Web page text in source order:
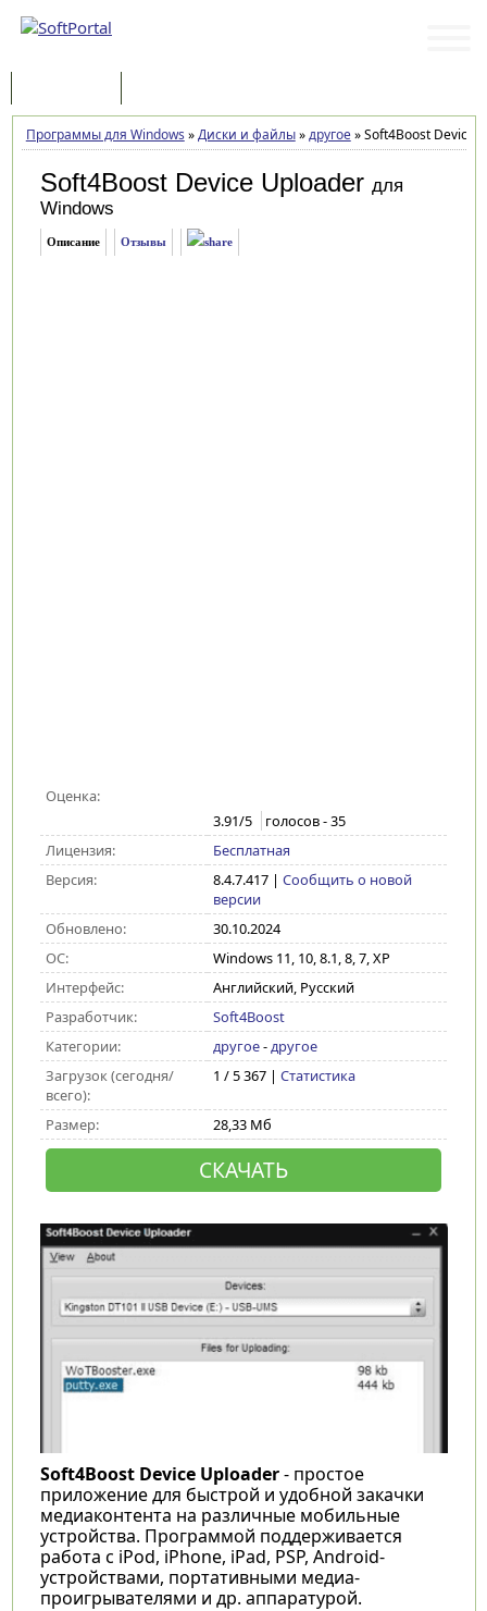
Программы для Windows »Диски и файлы»другое»Soft4Boost Device
Soft4Boost Device Uploader для
Windows
Описание Отзывы
Оценка:
3.91/5 голосов -35
Лицензия:
Бесплатная
Версия:
8.4.7.417| Сообщить о новой
версии
Обновлено:
30.10.2024
ОС:
Windows 11, 10, 8.1, 8, 7, XP
Интерфейс:
Английский, Русский
Разработчик:
Soft4Boost
Категории:
другое-другое
Загрузок (сегодня/
всего):
1 / 5 367 | Статистика
Размер: 28,33 Мб
СКАЧАТЬ
Soft4Boost Device Uploader- простое
приложение для быстрой и удобной закачки
медиаконтента на различные мобильные
устройства. Программой поддерживается
работа с iPod, iPhone, iPad, PSP, Android-
устройствами, портативными медиа-
проигрывателями и др. аппаратурой.